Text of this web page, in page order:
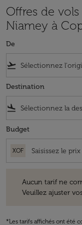
Offres de
Niamey à
De
flight_takeoff
Destination
flight_land
Budget
XOF
Aucun tarif ne
Veuillez ajuster
*Les tarifs affichés ont été